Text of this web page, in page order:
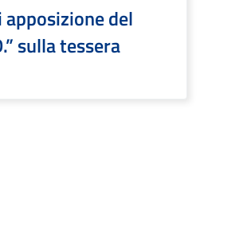
apposizione del
sulla tessera